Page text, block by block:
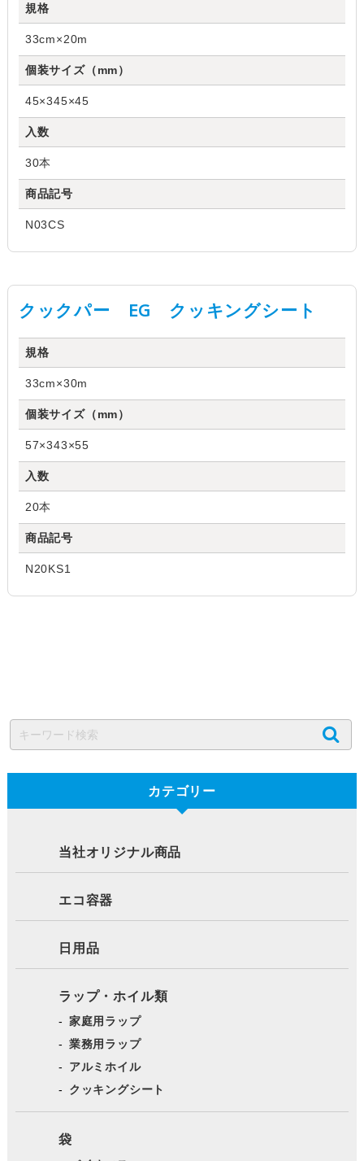
規格
33cm×20m
個装サイズ（mm）
45×345×45
入数
30本
商品記号
N03CS
クックパー EG クッキングシート
規格
33cm×30m
個装サイズ（mm）
57×343×55
入数
20本
商品記号
N20KS1
カテゴリー
当社オリジナル商品
エコ容器
日用品
ラップ・ホイル類
家庭用ラップ
業務用ラップ
アルミホイル
クッキングシート
袋